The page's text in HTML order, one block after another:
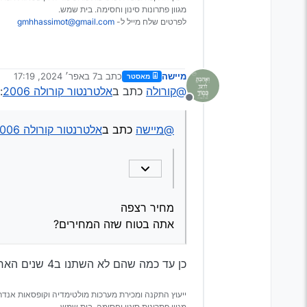
מגוון פתרונות סינון וחסימה. בית שמש.
לפרטים שלח מייל ל- gmhhassimot@gmail.com
מנותק
מיישה מאסטר כתב ב7 באפר׳ 2024, 17:19
נערך לאחרונה על ידי
@קורולה כתב באלטרנטור קורולה 2006 :
@מיישה כתב באלטרנטור קורולה 2006
מחיר רצפה
אתה בטוח שזה המחירים?
כן עד כמה שהם לא השתנו ב4 שנים האחרונות.
ייעוץ התקנה ומכירת מערכות מולטימדיה וקופסאות